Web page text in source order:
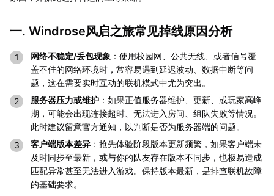
一. Windrose风启之旅常见掉线原因分析
网络不稳定/丢包现象 ：使用校园网、公共无线、或者信号覆
盖不佳的网络环境时，常容易遇到延迟波动、数据中断等问
题，这在需要实时互动的联机模式中尤为突出。
服务器压力或维护 ：如果正值服务器维护、更新、或玩家高峰
期，可能会出现连接超时、无法进入房间、组队失败等情况。
此时建议留意官方通知，以判断是否为服务器端的问题。
客户端版本差异 ：抢先体验阶段版本更新频繁，如果客户端未
及时同步至最新，或与你的队友存在版本不同步，也极易造成
匹配异常甚至无法进入游戏。保持版本最新，是排查联机故障
的基础要求。